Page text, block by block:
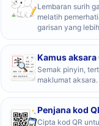
Lembaran surih
melatih
garisan yang
Kamus aksara
Semak pinyin,
maklumat aksara.
Penjana kod
Cipta kod QR